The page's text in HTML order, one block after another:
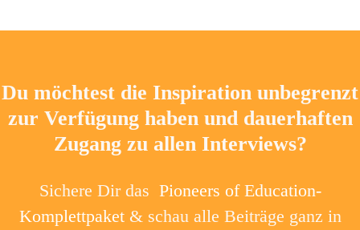
Du möchtest die Inspiration unbegrenzt
zur Verfügung haben und dauerhaften
Zugang zu allen Interviews?
Sichere Dir das Pioneers of Education-
Komplettpaket& schau alle Beiträge ganz in